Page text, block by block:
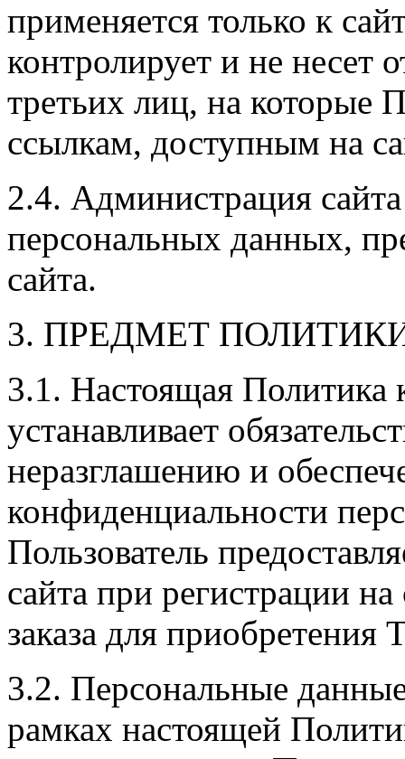
применяется только к
контролирует и не несет
третьих лиц, на которые
ссылкам, доступным на
2.4. Администрация
персональных данных,
сайта.
3. ПРЕДМЕТ
3.1. Настоящая Политика
устанавливает
неразглашению и
конфиденциальности
Пользователь
сайта при регистрации
заказа для приобретения
3.2. Персональные
рамках настоящей